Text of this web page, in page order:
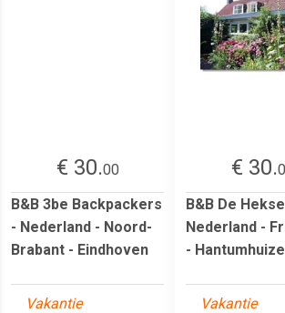
€ 30.00
B&B 3be Backpackers
- Nederland - Noord-
Brabant - Eindhoven
Vakantie
€ 30.
B&B De
Nederland -
-
Vakantie